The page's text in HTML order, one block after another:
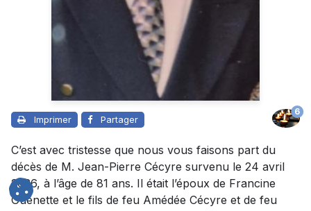
Imprimer Partager
6
C’est avec tristesse que nous vous faisons part du
décès de M. Jean-Pierre Cécyre survenu le 24 avril
2026, à l’âge de 81 ans. Il était l’époux de Francine
Guénette et le fils de feu Amédée Cécyre et de feu